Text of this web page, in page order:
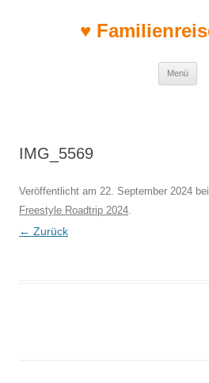
♥
Menü
IMG_5569
Veröffentlicht am 22. September 2024 bei
Freestyle Roadtrip 2024.
← Zurück